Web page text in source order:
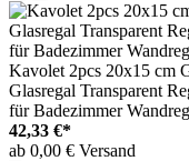
Kavolet 2pcs 20x15 cm
Glasregal Transparent
für Badezimmer
42,33 €*
ab 0,00 € Versand